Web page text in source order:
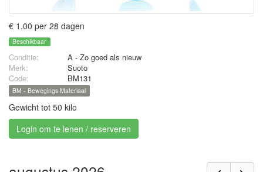
€ 1.00 per 28 dagen
Beschikbaar
Conditie:
A - Zo goed als nieuw
Merk:
Suoto
Code:
BM131
BM - Bewegings Materiaal
Gewicht tot 50 kilo
Login om te lenen / reserveren